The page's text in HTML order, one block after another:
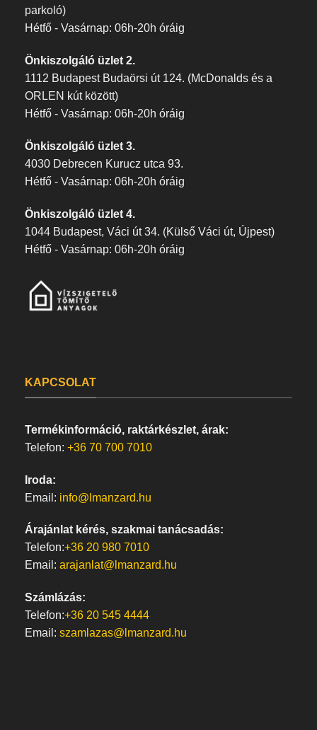
parkoló)
Hétfő - Vasárnap: 06h-20h óráig
Önkiszolgáló üzlet 2.
1112 Budapest Budaörsi út 124. (McDonalds és a
ORLEN kút között)
Hétfő - Vasárnap: 06h-20h óráig
Önkiszolgáló üzlet 3.
4030 Debrecen Kurucz utca 93.
Hétfő - Vasárnap: 06h-20h óráig
Önkiszolgáló üzlet 4.
1044 Budapest, Váci út 34. (Külső Váci út, Újpest)
Hétfő - Vasárnap: 06h-20h óráig
KAPCSOLAT
Termékinformáció, raktárkészlet, árak:
Telefon: +36 70 700 7010
Iroda:
Email: info@lmanzard.hu
Árajánlat kérés, szakmai tanácsadás:
Telefon:+36 20 980 7010
Email: arajanlat@lmanzard.hu
Számlázás:
Telefon:+36 20 545 4444
Email: szamlazas@lmanzard.hu